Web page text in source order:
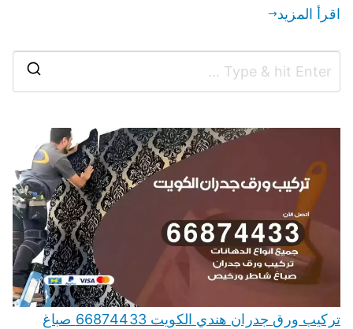
اقرأ المزيد
تركيب ورق جدران هندي الكويت 66874433 صباغ